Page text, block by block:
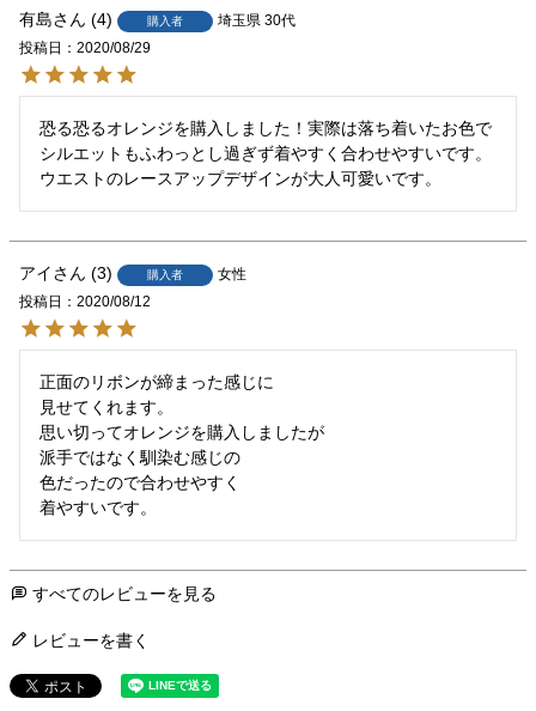
有島 4 購入者 埼玉県 30代
投稿日
2020/08/29
恐る恐るオレンジを購入しました！実際は落ち着いたお色で
シルエットもふわっとし過ぎず着やすく合わせやすいです。
ウエストのレースアップデザインが大人可愛いです。
アイ 3 購入者
女性
投稿日
2020/08/12
正面のリボンが締まった感じに
見せてくれます。
思い切ってオレンジを購入しましたが
派手ではなく馴染む感じの
色だったので合わせやすく
着やすいです。
すべてのレビューを見る
レビューを書く